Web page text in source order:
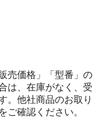
売価格」「型番」の
は、在庫がなく、受
。他社商品のお取り
ご確認ください。